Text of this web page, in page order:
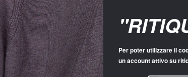
Per poter utilizzare il
un account attivo su